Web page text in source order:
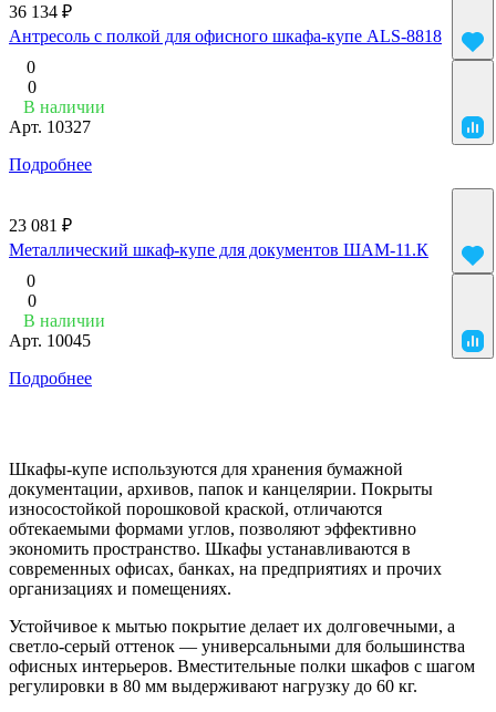
36 134 ₽
Антресоль с полкой для офисного шкафа-купе ALS-8818
0
0
В наличии
Арт. 10327
Подробнее
23 081 ₽
Металлический шкаф-купе для документов ШАМ-11.К
0
0
В наличии
Арт. 10045
Подробнее
Шкафы-купе используются для хранения бумажной
документации, архивов, папок и канцелярии. Покрыты
износостойкой порошковой краской, отличаются
обтекаемыми формами углов, позволяют эффективно
экономить пространство. Шкафы устанавливаются в
современных офисах, банках, на предприятиях и прочих
организациях и помещениях.
Устойчивое к мытью покрытие делает их долговечными, а
светло-серый оттенок — универсальными для большинства
офисных интерьеров. Вместительные полки шкафов с шагом
регулировки в 80 мм выдерживают нагрузку до 60 кг.